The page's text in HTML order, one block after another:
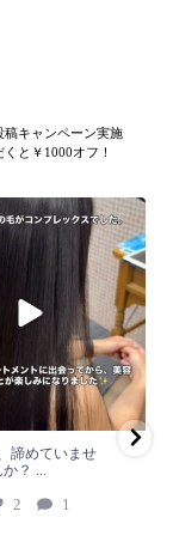
稿キャンペーン実施
と￥1000オフ！
諦めていません
1
諦めていませ
か？ ...
2 1